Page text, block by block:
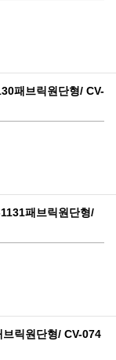
패브릭원단형/ CV-
패브릭원단형/
릭원단형/ CV-074